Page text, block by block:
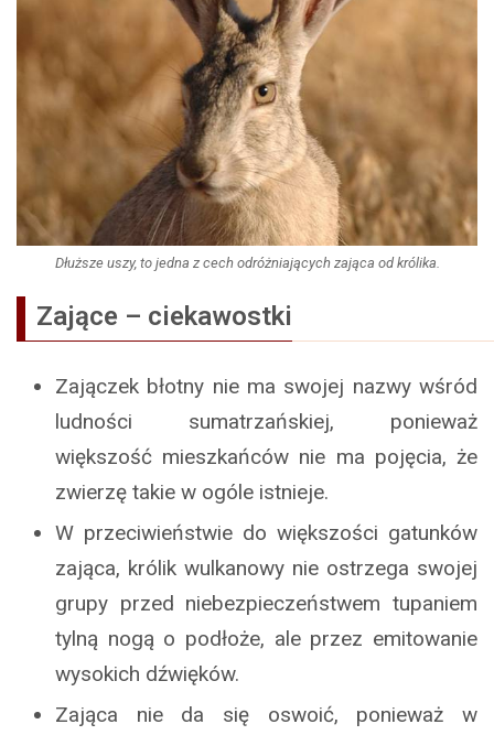
Dłuższe uszy, to jedna z cech odróżniających zająca od królika.
Zające – ciekawostki
Zajączek błotny nie ma swojej nazwy wśród
ludności sumatrzańskiej, ponieważ
większość mieszkańców nie ma pojęcia, że
zwierzę takie w ogóle istnieje.
W przeciwieństwie do większości gatunków
zająca, królik wulkanowy nie ostrzega swojej
grupy przed niebezpieczeństwem tupaniem
tylną nogą o podłoże, ale przez emitowanie
wysokich dźwięków.
Zająca nie da się oswoić, ponieważ w